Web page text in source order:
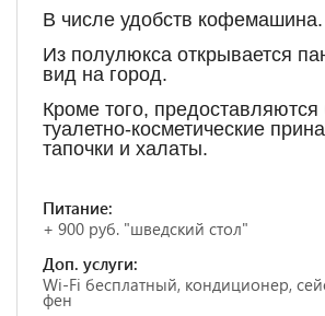
В числе удобств кофемашина.
Из полулюкса открывается
вид на город.
Кроме того,
туалетно-косметические
тапочки и халаты.
Питание:
+ 900 руб. "шведский стол"
Доп. услуги:
Wi-Fi бесплатный, кондиционер,
фен